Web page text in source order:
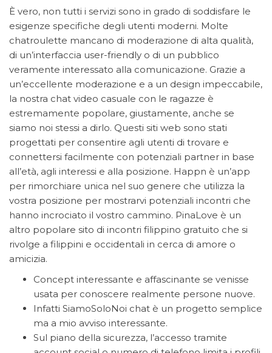
È vero, non tutti i servizi sono in grado di soddisfare le
esigenze specifiche degli utenti moderni. Molte
chatroulette mancano di moderazione di alta qualità,
di un’interfaccia user-friendly o di un pubblico
veramente interessato alla comunicazione. Grazie a
un’eccellente moderazione e a un design impeccabile,
la nostra chat video casuale con le ragazze è
estremamente popolare, giustamente, anche se
siamo noi stessi a dirlo. Questi siti web sono stati
progettati per consentire agli utenti di trovare e
connettersi facilmente con potenziali partner in base
all’età, agli interessi e alla posizione. Happn è un’app
per rimorchiare unica nel suo genere che utilizza la
vostra posizione per mostrarvi potenziali incontri che
hanno incrociato il vostro cammino. PinaLove è un
altro popolare sito di incontri filippino gratuito che si
rivolge a filippini e occidentali in cerca di amore o
amicizia.
Concept interessante e affascinante se venisse
usata per conoscere realmente persone nuove.
Infatti SiamoSoloNoi chat è un progetto semplice
ma a mio avviso interessante.
Sul piano della sicurezza, l’accesso tramite